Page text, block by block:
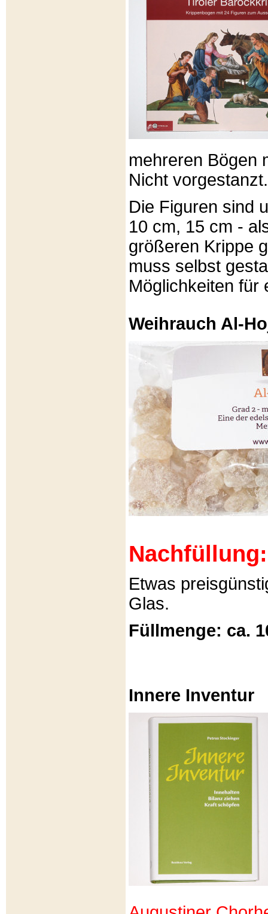
mehreren Bögen
Nicht vorgestanzt.
Die Figuren sind
10 cm, 15 cm -
größeren Krippe
muss selbst
Möglichkeiten für
Weihrauch Al-
Etwas
Glas.
Füllmenge: ca.
Innere Inventur